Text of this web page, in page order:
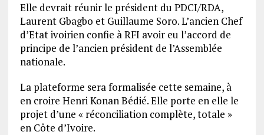
Elle devrait réunir le président du PDCI/RDA,
Laurent Gbagbo et Guillaume Soro. L’ancien Chef
d’Etat ivoirien confie à RFI avoir eu l’accord de
principe de l’ancien président de l’Assemblée
nationale.
La plateforme sera formalisée cette semaine, à
en croire Henri Konan Bédié. Elle porte en elle le
projet d’une « réconciliation complète, totale »
en Côte d’Ivoire.